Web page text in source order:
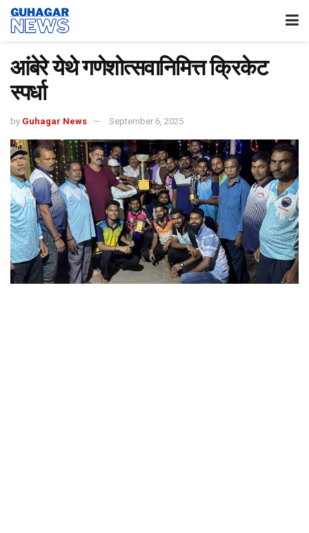
आंबेरे येथे गणेशोत्सवानिमित्त क्रिकेट
स्पर्धा
by Guhagar News September 6, 2025